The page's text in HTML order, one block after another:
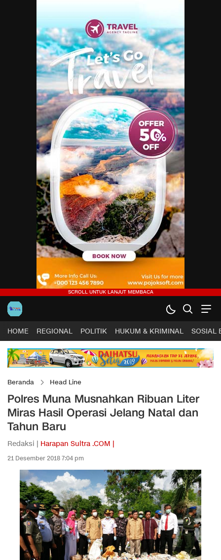
HOME REGIONAL POLITIK HUKUM & KRIMINAL SOSIAL
Beranda Head Line
Polres Muna Musnahkan Ribuan Liter
Miras Hasil Operasi Jelang Natal dan
Tahun Baru
Redaksi | Harapan Sultra .COM |
21 Desember 2018 7:04 pm